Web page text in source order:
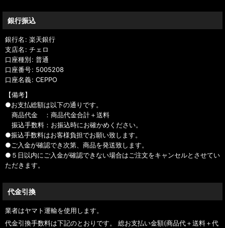
銀行振込
銀行名 : 楽天銀行
支店名 : チェロ
口座種別: 普通
口座番号: 5005208
口座名義: CEPPO
【備考】
●お支払総額は以下の通りです。
商品代金 ：商品代金合計＋送料
振込手数料：お振込時にお確かめください。
●振込手数料はお客様負担でお願い致します。
●ご入金が確認でき次第、商品を発送致します。
●５日以内にご入金が確認できない場合はご注文をキャンセルとさせてい
ただきます。
代金引換
業者はヤマト運輸を使用します。
代金引換手数料は下記のとおりです。 総お支払い金額(商品代＋送料＋代